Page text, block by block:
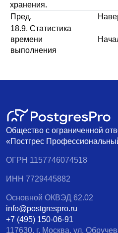
хранения.
Пред.
18.9. Статистика
времени
выполнения
Общество с ограниченной
«Постгрес
ОГРН 1157746074518
ИНН 7729445882
Основной ОКВЭД 62.02
info@postgrespro.ru
+7 (495) 150-06-91
117630, г. Москва, ул.